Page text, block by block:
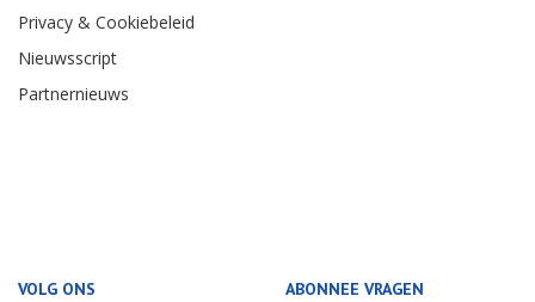
Privacy & Cookiebeleid
Nieuwsscript
Partnernieuws
VOLG ONS ABONNEE VRAGEN